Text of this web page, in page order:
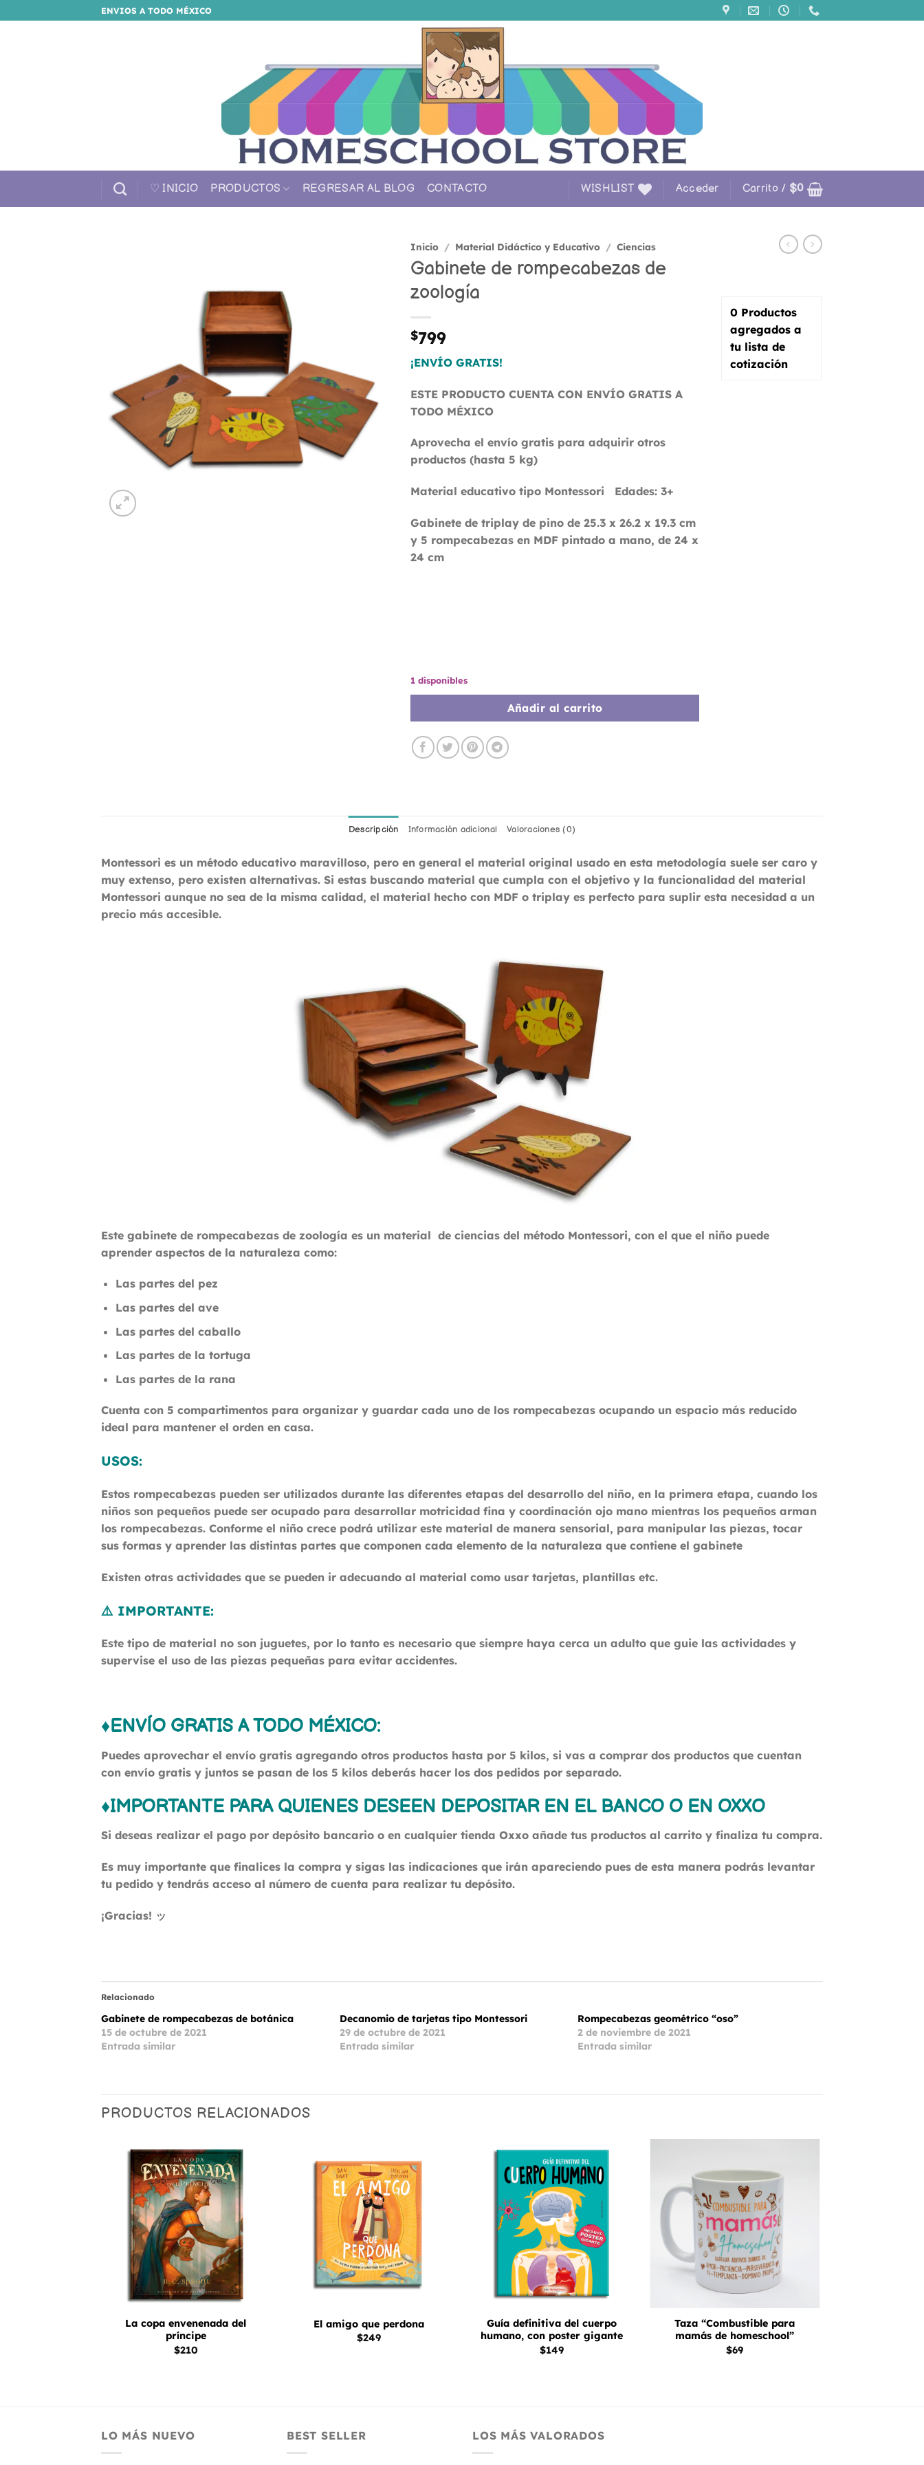
al
ENVIOS A TODO MÉXICO
♡ INICIO PRODUCTOS REGRESAR AL BLOG CONTACTO WISHLIST Acceder Carrito / $0
Inicio / Material Didáctico y Educativo / Ciencias
Gabinete de rompecabezas de
zoología
$799
¡ENVÍO GRATIS!
ESTE PRODUCTO CUENTA CON ENVÍO GRATIS A
TODO MÉXICO
Aprovecha el envío gratis para adquirir otros
productos (hasta 5 kg)
Material educativo tipo Montessori Edades: 3+
Gabinete de triplay de pino de 25.3 x 26.2 x 19.3 cm
y 5 rompecabezas en MDF pintado a mano, de 24 x
24 cm
1 disponibles
Añadir al carrito
0 Productos
agregados a
tu lista de
cotización
Descripción Información adicional Valoraciones (0)
Montessori es un método educativo maravilloso, pero en general el material original usado en esta metodología suele ser caro y
muy extenso, pero existen alternativas. Si estas buscando material que cumpla con el objetivo y la funcionalidad del material
Montessori aunque no sea de la misma calidad, el material hecho con MDF o triplay es perfecto para suplir esta necesidad a un
precio más accesible.
Este gabinete de rompecabezas de zoología es un material de ciencias del método Montessori, con el que el niño puede
aprender aspectos de la naturaleza como:
Las partes del pez
Las partes del ave
Las partes del caballo
Las partes de la tortuga
Las partes de la rana
Cuenta con 5 compartimentos para organizar y guardar cada uno de los rompecabezas ocupando un espacio más reducido
ideal para mantener el orden en casa.
USOS:
Estos rompecabezas pueden ser utilizados durante las diferentes etapas del desarrollo del niño, en la primera etapa, cuando los
niños son pequeños puede ser ocupado para desarrollar motricidad fina y coordinación ojo mano mientras los pequeños arman
los rompecabezas. Conforme el niño crece podrá utilizar este material de manera sensorial, para manipular las piezas, tocar
sus formas y aprender las distintas partes que componen cada elemento de la naturaleza que contiene el gabinete
Existen otras actividades que se pueden ir adecuando al material como usar tarjetas, plantillas etc.
⚠️ IMPORTANTE:
Este tipo de material no son juguetes, por lo tanto es necesario que siempre haya cerca un adulto que guie las actividades y
supervise el uso de las piezas pequeñas para evitar accidentes.
♦ENVÍO GRATIS A TODO MÉXICO:
Puedes aprovechar el envío gratis agregando otros productos hasta por 5 kilos, si vas a comprar dos productos que cuentan
con envío gratis y juntos se pasan de los 5 kilos deberás hacer los dos pedidos por separado.
♦IMPORTANTE PARA QUIENES DESEEN DEPOSITAR EN EL BANCO O EN OXXO
Si deseas realizar el pago por depósito bancario o en cualquier tienda Oxxo añade tus productos al carrito y finaliza tu compra.
Es muy importante que finalices la compra y sigas las indicaciones que irán apareciendo pues de esta manera podrás levantar
tu pedido y tendrás acceso al número de cuenta para realizar tu depósito.
¡Gracias! ッ
Relacionado
Gabinete de rompecabezas de botánica
15 de octubre de 2021
Entrada similar
Decanomio de tarjetas tipo Montessori
29 de octubre de 2021
Entrada similar
Rompecabezas geométrico “oso”
2 de noviembre de 2021
Entrada similar
PRODUCTOS RELACIONADOS
Añadir
a la
lista
deseos
La copa envenenada del
príncipe
$210
Añadir
deseos
El amigo que perdona
$249
Añadir
deseos
Guía definitiva del cuerpo
humano, con poster gigante
$149
Añadir
deseos
Taza “Combustible para
mamás de homeschool”
$69
LO MÁS NUEVO BEST SELLER LOS MÁS VALORADOS